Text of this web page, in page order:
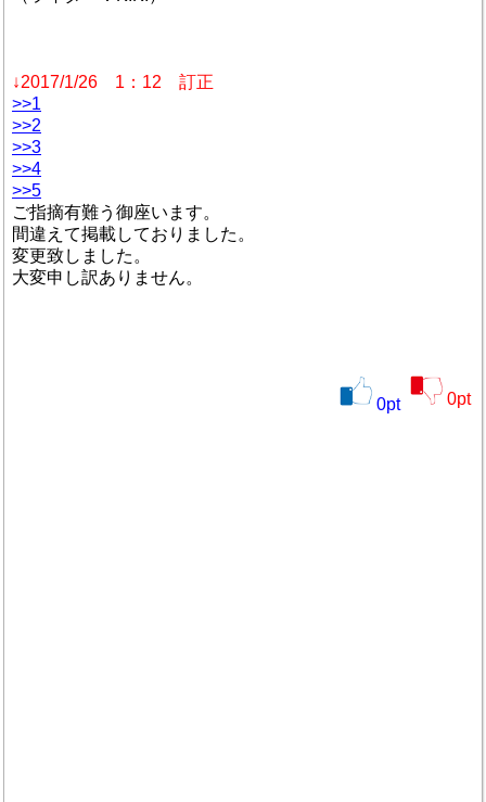
↓2017/1/26 1：12 訂正
>>1
>>2
>>3
>>4
>>5
ご指摘有難う御座います。
間違えて掲載しておりました。
変更致しました。
大変申し訳ありません。
0pt 0pt